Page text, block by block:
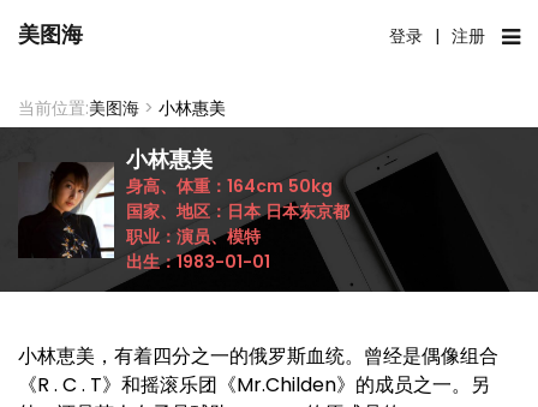
美图海 登录 | 注册
当前位置:美图海 > 小林惠美
小林惠美
身高、体重： 164cm 50kg
国家、地区： 日本 日本东京都
职业： 演员、模特
出生：1983-01-01
小林恵美，有着四分之一的俄罗斯血统。曾经是偶像组合
《R . C . T》和摇滚乐团《Mr.Childen》的成员之一。另